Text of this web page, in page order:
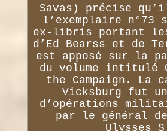
Savas) précise
l’exemplaire n°73
ex-libris portant
d’Ed Bearss et de
est apposé sur la
du volume intitulé
the Campaign. La
Vicksburg fut
d’opérations
par le général
Ulysses